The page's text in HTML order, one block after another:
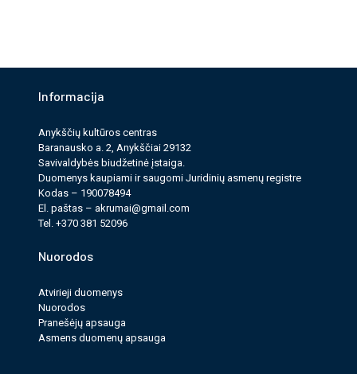
Informacija
Anykščių kultūros cen­tras
Baranausko a. 2, Anykščiai 29132
Savi­valdy­bės biudžet­inė įstaiga.
Duomenys kau­pi­ami ir saugomi Juri­dinių asmenų reg­istre
Kodas – 190078494
El. paš­tas – akrumai@gmail.com
Tel. +370 381 52096
Nuorodos
Atvirieji duomenys
Nuorodos
Pranešėjų apsauga
Asmens duomenų apsauga